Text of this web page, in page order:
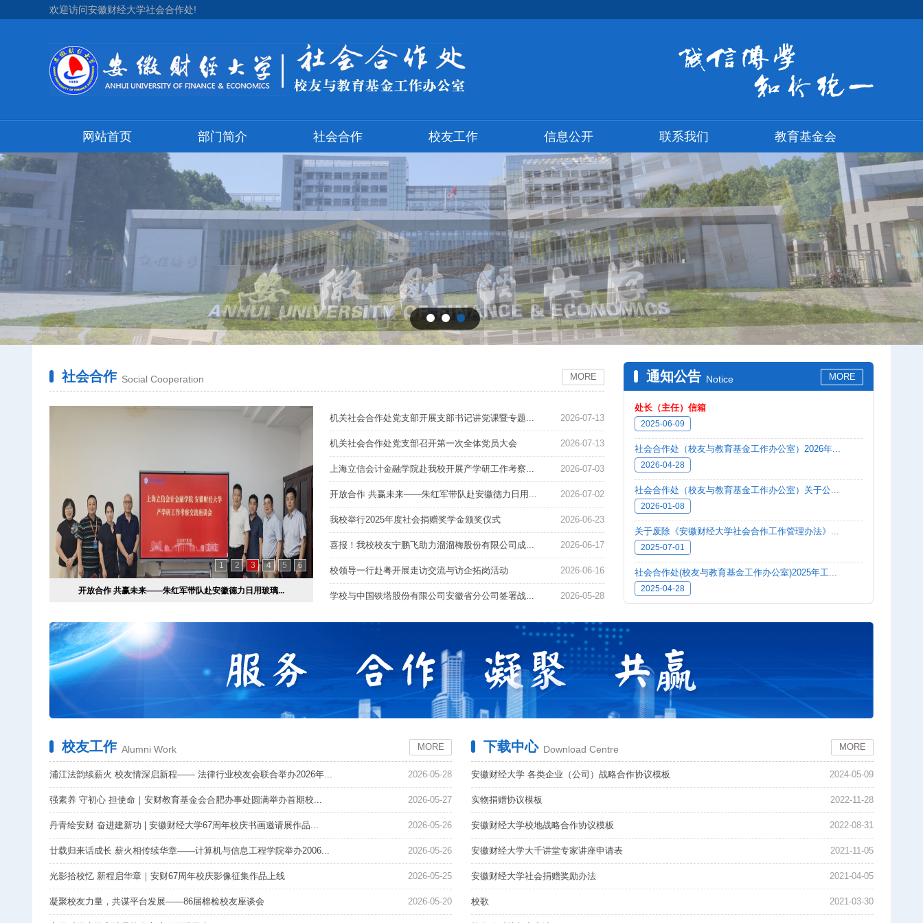
欢迎访问安徽财经大学社会合作处!
网站首页 部门简介 社会合作 校友工作 信息公开 联系我们 教育基金会
社会合作 Social Cooperation MORE
1 2 3 4 5 6
开放合作 共赢未来——朱红军带队赴安徽德力日用玻璃...
机关社会合作处党支部开展支部书记讲党课暨专题... 2026-07-13
机关社会合作处党支部召开第一次全体党员大会 2026-07-13
上海立信会计金融学院赴我校开展产学研工作考察... 2026-07-03
开放合作 共赢未来——朱红军带队赴安徽德力日用... 2026-07-02
我校举行2025年度社会捐赠奖学金颁奖仪式 2026-06-23
喜报！我校校友宁鹏飞助力溜溜梅股份有限公司成... 2026-06-17
校领导一行赴粤开展走访交流与访企拓岗活动 2026-06-16
学校与中国铁塔股份有限公司安徽省分公司签署战... 2026-05-28
通知公告 Notice MORE
处长（主任）信箱
2025-06-09
社会合作处（校友与教育基金工作办公室）2026年...
2026-04-28
社会合作处（校友与教育基金工作办公室）关于公...
2026-01-08
关于废除《安徽财经大学社会合作工作管理办法》...
2025-07-01
社会合作处(校友与教育基金工作办公室)2025年工...
2025-04-28
校友工作 Alumni Work MORE
浦江法韵续薪火 校友情深启新程—— 法律行业校友会联合举办2026年... 2026-05-28
强素养 守初心 担使命｜安财教育基金会合肥办事处圆满举办首期校... 2026-05-27
丹青绘安财 奋进建新功 | 安徽财经大学67周年校庆书画邀请展作品... 2026-05-26
廿载归来话成长 薪火相传续华章——计算机与信息工程学院举办2006... 2026-05-26
光影拾校忆 新程启华章｜安财67周年校庆影像征集作品上线 2026-05-25
凝聚校友力量，共谋平台发展——86届棉检校友座谈会 2026-05-20
下载中心 Download Centre MORE
安徽财经大学 各类企业（公司）战略合作协议模板 2024-05-09
实物捐赠协议模板 2022-11-28
安徽财经大学校地战略合作协议模板 2022-08-31
安徽财经大学大千讲堂专家讲座申请表 2021-11-05
安徽财经大学社会捐赠奖励办法 2021-04-05
校歌 2021-03-30